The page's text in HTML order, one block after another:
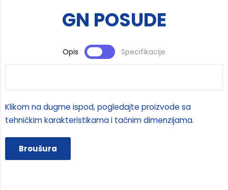
GN POSUDE
Opis Specifikacije
Klikom na dugme ispod, pogledajte proizvode sa
tehničkim karakteristikama i tačnim dimenzijama.
Broušura